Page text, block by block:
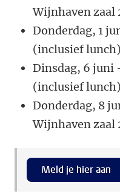
Wijnhaven zaal
Donderdag, 1
(inclusief
Dinsdag, 6 juni
(inclusief
Donderdag, 8
Wijnhaven zaal
Meld je hier aan